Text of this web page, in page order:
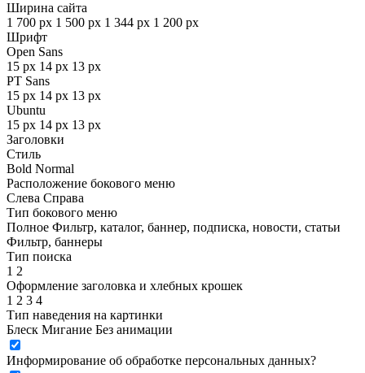
Ширина сайта
1 700 px 1 500 px 1 344 px 1 200 px
Шрифт
Open Sans
15 px 14 px 13 px
PT Sans
15 px 14 px 13 px
Ubuntu
15 px 14 px 13 px
Заголовки
Стиль
Bold Normal
Расположение бокового меню
Слева Справа
Тип бокового меню
Полное Фильтр, каталог, баннер, подписка, новости, статьи
Фильтр, баннеры
Тип поиска
1 2
Оформление заголовка и хлебных крошек
1 2 3 4
Тип наведения на картинки
Блеск Мигание Без анимации
Информирование об обработке персональных данных?